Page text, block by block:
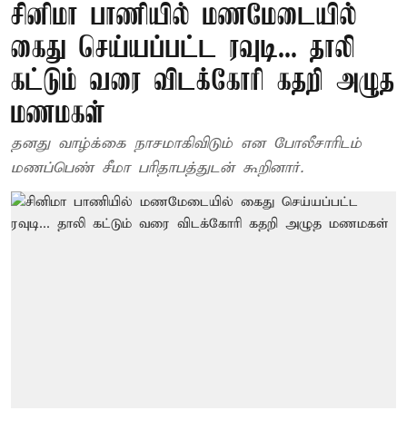
சினிமா பாணியில் மணமேடையில்
கைது செய்யப்பட்ட ரவுடி... தாலி
கட்டும் வரை விடக்கோரி கதறி அழுத
மணமகள்
தனது வாழ்க்கை நாசமாகிவிடும் என போலீசாரிடம்
மணப்பெண் சீமா பரிதாபத்துடன் கூறினார்.